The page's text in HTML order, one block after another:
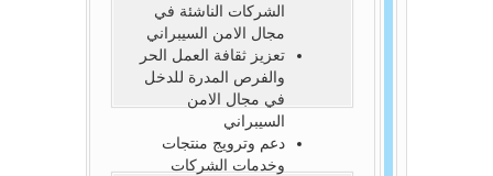
الشركات الناشئة في
مجال الامن السيبراني
تعزيز ثقافة العمل الحر
والفرص المدرة للدخل
في مجال الامن
السيبراني
دعم وترويج منتجات
وخدمات الشركات